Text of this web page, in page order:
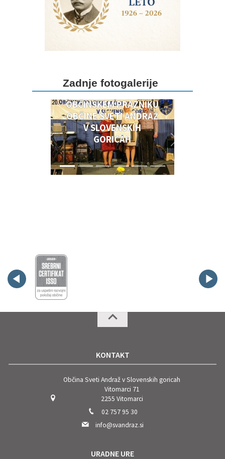
Zadnje fotogalerije
DOGODKI OB 20.
OBČINSKEM PRAZNIKU
OBČINSKEM PRAZNIKU
OBČINE SVETI ANDRAŽ
V SLOVENSKIH
GORICAH
KONTAKT
Občina Sveti Andraž v Slovenskih goricah
Vitomarci 71
2255 Vitomarci
02 757 95 30
info@svandraz.si
URADNE URE